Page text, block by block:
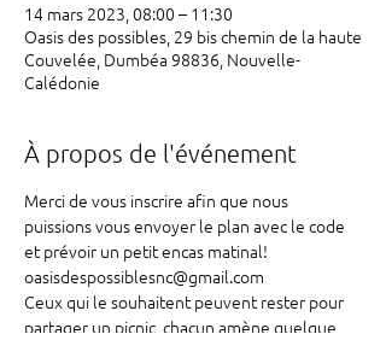
14 mars 2023, 08:00 – 11:30
Oasis des possibles, 29 bis chemin de la haute
Couvelée, Dumbéa 98836, Nouvelle-
Calédonie
À propos de l'événement
Merci de vous inscrire afin que nous
puissions vous envoyer le plan avec le code
et prévoir un petit encas matinal!
oasisdespossiblesnc@gmail.com
Ceux qui le souhaitent peuvent rester pour
partager un picnic, chacun amène quelque